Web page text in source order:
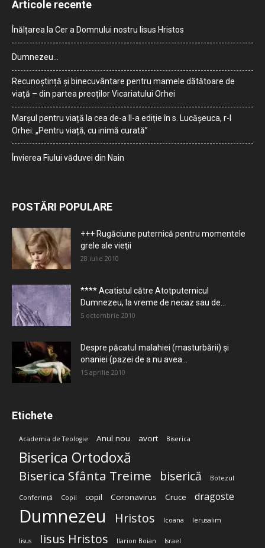
Articole recente
Înălțarea la Cer a Domnului nostru Iisus Hristos
Dumnezeu…
Recunoștință și binecuvântare pentru mamele dătătoare de
viață – din partea preoților Vicariatului Orhei
Marșul pentru viață la cea de-a II-a ediție în s. Lucășeuca, r-l
Orhei: „Pentru viață, cu inimă curată”
Învierea Fiului văduvei din Nain
POSTĂRI POPULARE
+++ Rugăciune puternică pentru momentele
grele ale vieţii
28 iulie 2010
**** Acatistul către Atotputernicul
Dumnezeu, la vreme de necaz sau de...
5 octombrie 2010
Despre păcatul malahiei (masturbării) şi
onaniei (pazei de a nu avea...
15 aprilie 2010
Etichete
Academia de Teologie Anul nou avort Biserica
Biserica Ortodoxă
Biserica Sfânta Treime biserică Botezul
Conferință Copii copil Coronavirus Cruce dragoste
Dumnezeu Hristos Icoana Ierusalim
Iisus Iisus Hristos Ilarion Boian Israel